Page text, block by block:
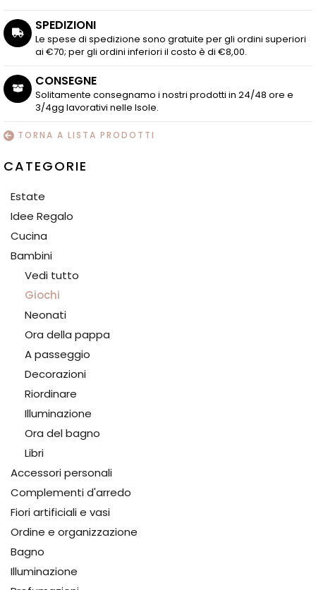
SPEDIZIONI
Le spese di spedizione sono gratuite per gli ordini superiori
ai €70; per gli ordini inferiori il costo è di €8,00.
CONSEGNE
Solitamente consegnamo i nostri prodotti in 24/48 ore e
3/4gg lavorativi nelle Isole.
TORNA A LISTA PRODOTTI
CATEGORIE
Estate
Idee Regalo
Cucina
Bambini
Vedi tutto
Giochi
Neonati
Ora della pappa
A passeggio
Decorazioni
Riordinare
Illuminazione
Ora del bagno
Libri
Accessori personali
Complementi d'arredo
Fiori artificiali e vasi
Ordine e organizzazione
Bagno
Illuminazione